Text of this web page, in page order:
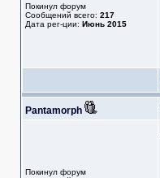
Покинул форум
Сообщений всего: 217
Дата рег-ции: Июнь 2015
Pantamorph
Покинул форум